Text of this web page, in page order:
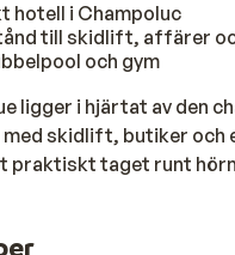
hotell i Champoluc
till skidlift, affärer
och gym
ligger i hjärtat av den
skidlift, butiker och
praktiskt taget runt
autentisk look med
älskar en mysig